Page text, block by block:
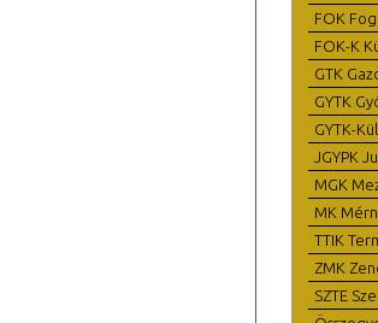
FOK
FOK-K
GTK
GYTK
GYTK-
JGYPK
MGK
MK
TTIK
ZMK
SZTE